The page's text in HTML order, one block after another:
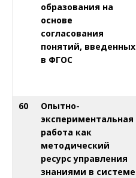
образования на
основе
согласования
понятий, введенных
в ФГОС
60
Опытно-
экспериментальная
работа как
методический
ресурс управления
знаниями в системе